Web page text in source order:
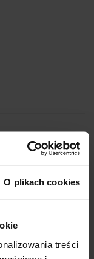
O plikach cookies
treści